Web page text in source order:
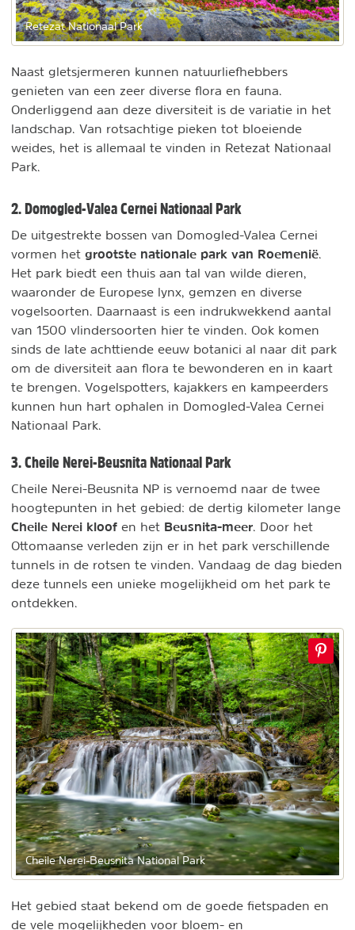
Retezat Nationaal Park
Naast gletsjermeren kunnen natuurliefhebbers
genieten van een zeer diverse flora en fauna.
Onderliggend aan deze diversiteit is de variatie in het
landschap. Van rotsachtige pieken tot bloeiende
weides, het is allemaal te vinden in Retezat Nationaal
Park.
2. Domogled-Valea Cernei Nationaal Park
De uitgestrekte bossen van Domogled-Valea Cernei
vormen het grootste nationale park van Roemenië.
Het park biedt een thuis aan tal van wilde dieren,
waaronder de Europese lynx, gemzen en diverse
vogelsoorten. Daarnaast is een indrukwekkend aantal
van 1500 vlindersoorten hier te vinden. Ook komen
sinds de late achttiende eeuw botanici al naar dit park
om de diversiteit aan flora te bewonderen en in kaart
te brengen. Vogelspotters, kajakkers en kampeerders
kunnen hun hart ophalen in Domogled-Valea Cernei
Nationaal Park.
3. Cheile Nerei-Beusnita Nationaal Park
Cheile Nerei-Beusnita NP is vernoemd naar de twee
hoogtepunten in het gebied: de dertig kilometer lange
Cheile Nerei kloof en het Beusnita-meer. Door het
Ottomaanse verleden zijn er in het park verschillende
tunnels in de rotsen te vinden. Vandaag de dag bieden
deze tunnels een unieke mogelijkheid om het park te
ontdekken.
Cheile Nerei-Beusnita National Park
Het gebied staat bekend om de goede fietspaden en
de vele mogelijkheden voor bloem- en